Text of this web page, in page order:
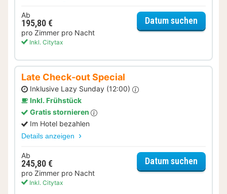
Ab
195,80 €
pro Zimmer pro Nacht
Inkl. Citytax
Datum suchen
Late Check-out Special
Inklusive Lazy Sunday (12:00)
Inkl. Frühstück
Gratis stornieren
Im Hotel bezahlen
Details anzeigen
Ab
245,80 €
pro Zimmer pro Nacht
Inkl. Citytax
Datum suchen